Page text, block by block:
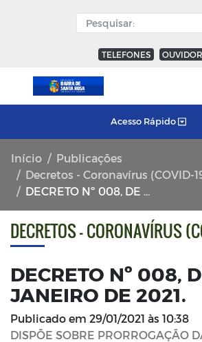
TELEFONES
Acesso Rápido
Início
Publicações
Decretos - Coronavírus (COVID-
DECRETO Nº 008, DE 29 DE JANEIRO DE 2021.
DECRETOS - CORONAVÍRUS
DECRETO Nº 008,
JANEIRO DE 2021.
Publicado em 29/01/2021 às 10:38
DISPÕE SOBRE PRORROGAÇÃO